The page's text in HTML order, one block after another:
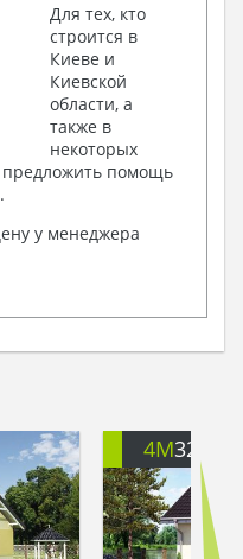
Для тех, кто
строится в
Киеве и
Киевской
области, а
также в
некоторых
предложить помощь
у менеджера
4M3230